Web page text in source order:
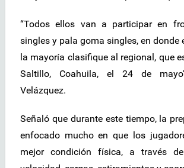
“Todos ellos van a participar en
singles y pala goma singles, en donde
la mayoría clasifique al regional, que
Saltillo, Coahuila, el 24 de
Velázquez.
Señaló que durante este tiempo, la
enfocado mucho en que los
mejor condición física, a través